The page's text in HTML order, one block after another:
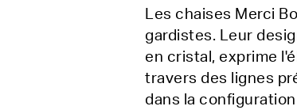
Les chaises Merci
gardistes. Leur
en cristal, exprime
travers des lignes
dans la